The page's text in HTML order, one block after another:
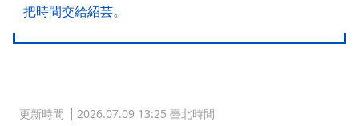
把時間交給紹芸。
更新時間 2026.07.09 13:25 臺北時間